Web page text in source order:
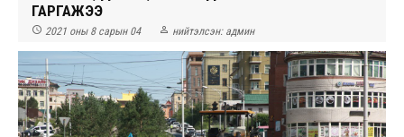
ГАРГАЖЭЭ
 2021 оны 8 сарын 04  нийтэлсэн: админ